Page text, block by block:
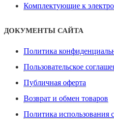
Комплектующие к
ДОКУМЕНТЫ САЙТА
Политика
Пользовательское
Публичная оферта
Возврат и обмен товаров
Политика использования